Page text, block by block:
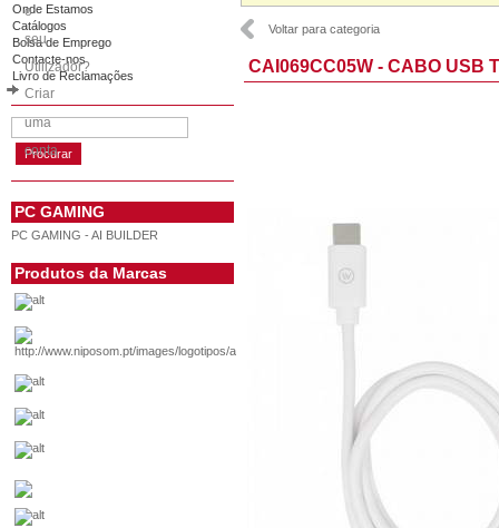
o
seu
Utilizador?
Criar
uma
conta
Onde Estamos
Catálogos
Bolsa de Emprego
Contacte-nos
Livro de Reclamações
PC GAMING
PC GAMING - AI BUILDER
Produtos da Marcas
Voltar para categoria
CAI069CC05W - CABO USB